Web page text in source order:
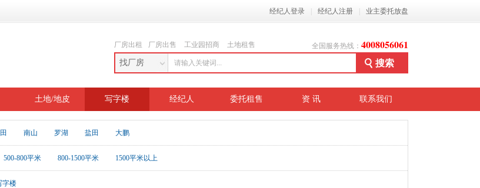
经纪人登录 经纪人注册 业主委托放盘
厂房出租 厂房出售 工业园招商 土地租售 全国服务热线： 4008056061
找厂房
土地/地皮 写字楼 经纪人 委托租售 资 讯 联系我们
南山 罗湖 盐田 大鹏
500-800平米 800-1500平米 1500平米以上
字楼